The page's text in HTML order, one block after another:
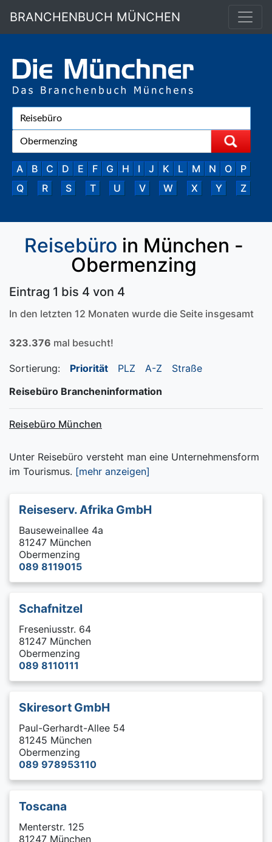
BRANCHENBUCH MÜNCHEN
A B C D E F G H I J K L M N O
P
Q
R S T U V W X Y Z
Reisebüro in München -
Obermenzing
Eintrag 1 bis 4 von 4
In den letzten 12 Monaten wurde die Seite insgesamt
323.376 mal besucht!
Sortierung: Priorität PLZ A-Z
Straße
Reisebüro Brancheninformation
Reisebüro München
Unter Reisebüro versteht man eine Unternehmensform
im Tourismus. [mehr anzeigen]
Reiseserv. Afrika GmbH
Bauseweinallee 4a
81247 München
Obermenzing
089 8119015
Schafnitzel
Freseniusstr. 64
81247 München
Obermenzing
089 8110111
Skiresort GmbH
Paul-Gerhardt-Allee 54
81245 München
Obermenzing
089 978953110
Toscana
Menterstr. 125
81247 München